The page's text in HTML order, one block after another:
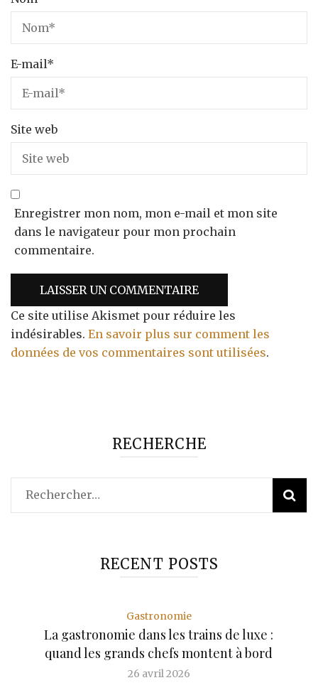
E-mail*
Site web
Enregistrer mon nom, mon e-mail et mon site
dans le navigateur pour mon prochain
commentaire.
Ce site utilise Akismet pour réduire les
indésirables. En savoir plus sur comment les
données de vos commentaires sont utilisées.
RECHERCHE
Rechercher :
RECENT POSTS
Gastronomie
La gastronomie dans les trains de luxe :
quand les grands chefs montent à bord
26 avril 2026